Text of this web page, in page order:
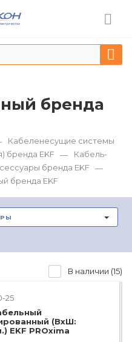
бренда
Кабеленесущие системы
бренда EKF —
Кабель-
бренда EKF —
бренда EKF
В наличии (15)
25
(ВхШ:
EKF PROxima